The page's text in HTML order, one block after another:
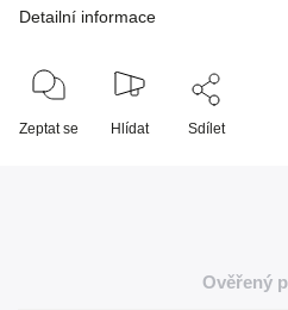
Detailní informace
Zeptat se Hlídat Sdílet
Ověřený